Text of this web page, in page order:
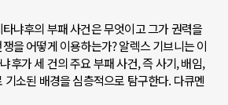
냐후의 부패 사건은 무엇이고 그가 권력을
을 어떻게 이용하는가? 알렉스 기브니는 이
후가 세 건의 주요 부패 사건, 즉 사기, 배임,
소된 배경을 심층적으로 탐구한다. 다큐멘